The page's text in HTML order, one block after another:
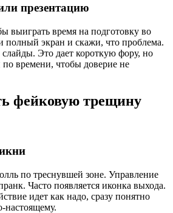
презентацию
выиграть время на подготовку во
полный экран и скажи, что проблема.
Это дает короткую фору, но
по времени, чтобы доверие не
фейковую трещину
по треснувшей зоне. Управление
Часто появляется иконка выхода.
идет как надо, сразу понятно
настоящему.